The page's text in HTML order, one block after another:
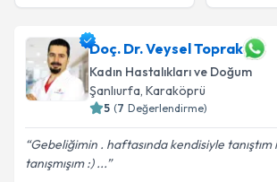
Doç. Dr. Veysel Toprak
Kadın Hastalıkları ve Doğum
Şanlıurfa, Karaköprü
5 (7 Değerlendirme)
Gebeliğimin . haftasında kendisiyle tanıştım
tanışmışım :) ...